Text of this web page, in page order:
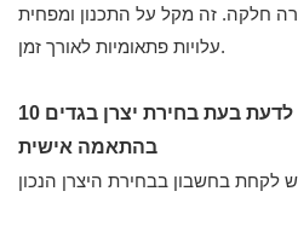
חלקה. זה מקל על התכנון ומפחית
עלויות פתאומיות לאורך זמן.
10 גורמים שקונים חייבים לדעת בעת בחירת יצרן בגדים
בהתאמה אישית